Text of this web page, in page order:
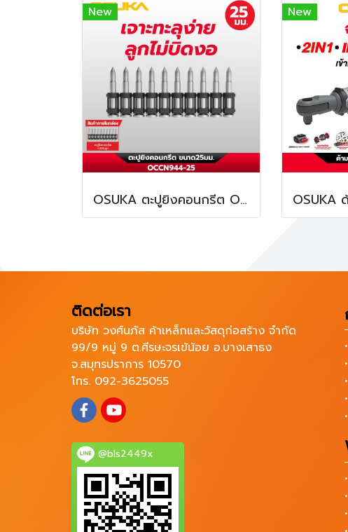
New
OSUKA ตะปูยิงคอนกรีต OCCN944-25 ทนทานต่อการกัดกร่อน
New
ติดต่อเรา
บริษัท วงศ์นภัส ค้าเหล็กและวัสดุก่อสร้าง จำกัด
99/9 หมู่ 9 ต.ศีรษะจรเข้น้อย อ.บางเสาธง
จ.สมุทรปราการ 10570
โทร. 092-3625055
@bls2449x